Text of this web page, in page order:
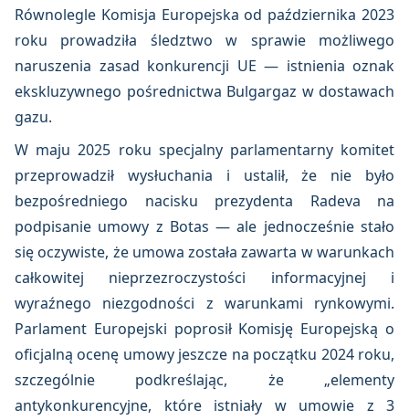
Równolegle Komisja Europejska od października 2023
roku prowadziła śledztwo w sprawie możliwego
naruszenia zasad konkurencji UE — istnienia oznak
ekskluzywnego pośrednictwa Bulgargaz w dostawach
gazu.
W maju 2025 roku specjalny parlamentarny komitet
przeprowadził wysłuchania i ustalił, że nie było
bezpośredniego nacisku prezydenta Radeva na
podpisanie umowy z Botas — ale jednocześnie stało
się oczywiste, że umowa została zawarta w warunkach
całkowitej nieprzezroczystości informacyjnej i
wyraźnego niezgodności z warunkami rynkowymi.
Parlament Europejski poprosił Komisję Europejską o
oficjalną ocenę umowy jeszcze na początku 2024 roku,
szczególnie podkreślając, że „elementy
antykonkurencyjne, które istniały w umowie z 3